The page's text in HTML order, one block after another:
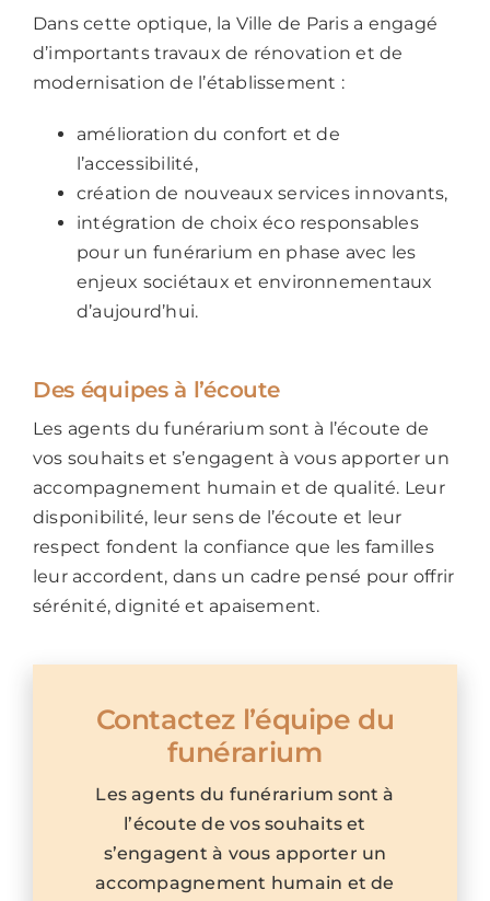
Dans cette optique, la Ville de Paris a engagé
d’importants travaux de rénovation et de
modernisation de l’établissement :
amélioration du confort et de
l’accessibilité,
création de nouveaux services innovants,
intégration de choix éco responsables
pour un funérarium en phase avec les
enjeux sociétaux et environnementaux
d’aujourd’hui.
Des équipes à l’écoute
Les agents du funérarium sont à l’écoute de
vos souhaits et s’engagent à vous apporter un
accompagnement humain et de qualité. Leur
disponibilité, leur sens de l’écoute et leur
respect fondent la confiance que les familles
leur accordent, dans un cadre pensé pour offrir
sérénité, dignité et apaisement.
Contactez l’équipe du
funérarium
Les agents du funérarium sont à
l’écoute de vos souhaits et
s’engagent à vous apporter un
accompagnement humain et de